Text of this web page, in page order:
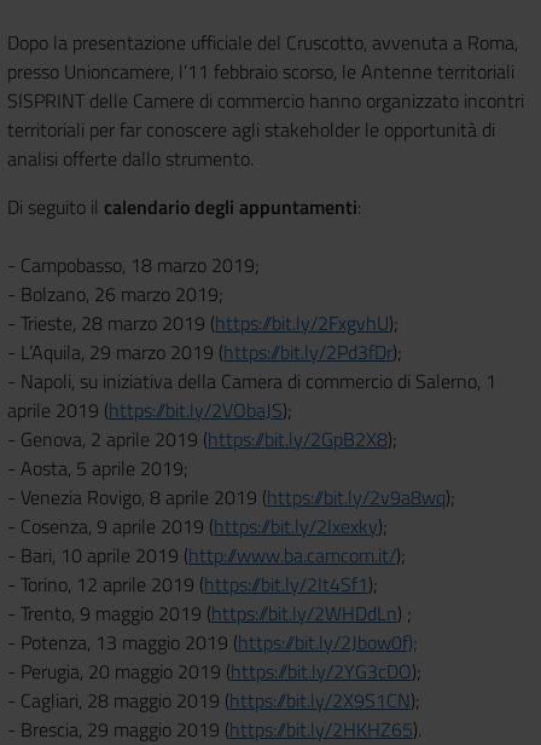
Dopo la presentazione ufficiale del Cruscotto, avvenuta a Roma,
presso Unioncamere, l’11 febbraio scorso, le Antenne territoriali
SISPRINT delle Camere di commercio hanno organizzato incontri
territoriali per far conoscere agli stakeholder le opportunità di
analisi offerte dallo strumento.
Di seguito il calendario degli appuntamenti:
- Campobasso, 18 marzo 2019;
- Bolzano, 26 marzo 2019;
- Trieste, 28 marzo 2019 (https://bit.ly/2FxgvhU);
- L’Aquila, 29 marzo 2019 (https://bit.ly/2Pd3fDr);
- Napoli, su iniziativa della Camera di commercio di Salerno, 1
aprile 2019 (https://bit.ly/2VObaJS);
- Genova, 2 aprile 2019 (https://bit.ly/2GpB2X8);
- Aosta, 5 aprile 2019;
- Venezia Rovigo, 8 aprile 2019 (https://bit.ly/2v9a8wq);
- Cosenza, 9 aprile 2019 (https://bit.ly/2Ixexky);
- Bari, 10 aprile 2019 (http://www.ba.camcom.it/);
- Torino, 12 aprile 2019 (https://bit.ly/2It4Sf1);
- Trento, 9 maggio 2019 (https://bit.ly/2WHDdLn) ;
- Potenza, 13 maggio 2019 (https://bit.ly/2Jbow0f);
- Perugia, 20 maggio 2019 (https://bit.ly/2YG3cDO);
- Cagliari, 28 maggio 2019 (https://bit.ly/2X9S1CN);
- Brescia, 29 maggio 2019 (https://bit.ly/2HKHZ65).